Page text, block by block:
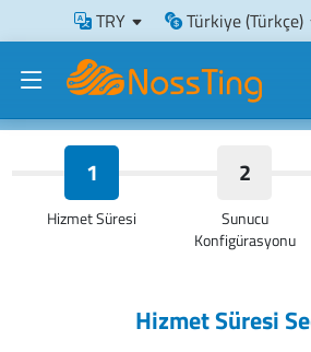
TRY Türkiye (Türkçe)
1
Hizmet Süresi
2
Sunucu
Konfigürasyonu
Hizmet Süresi